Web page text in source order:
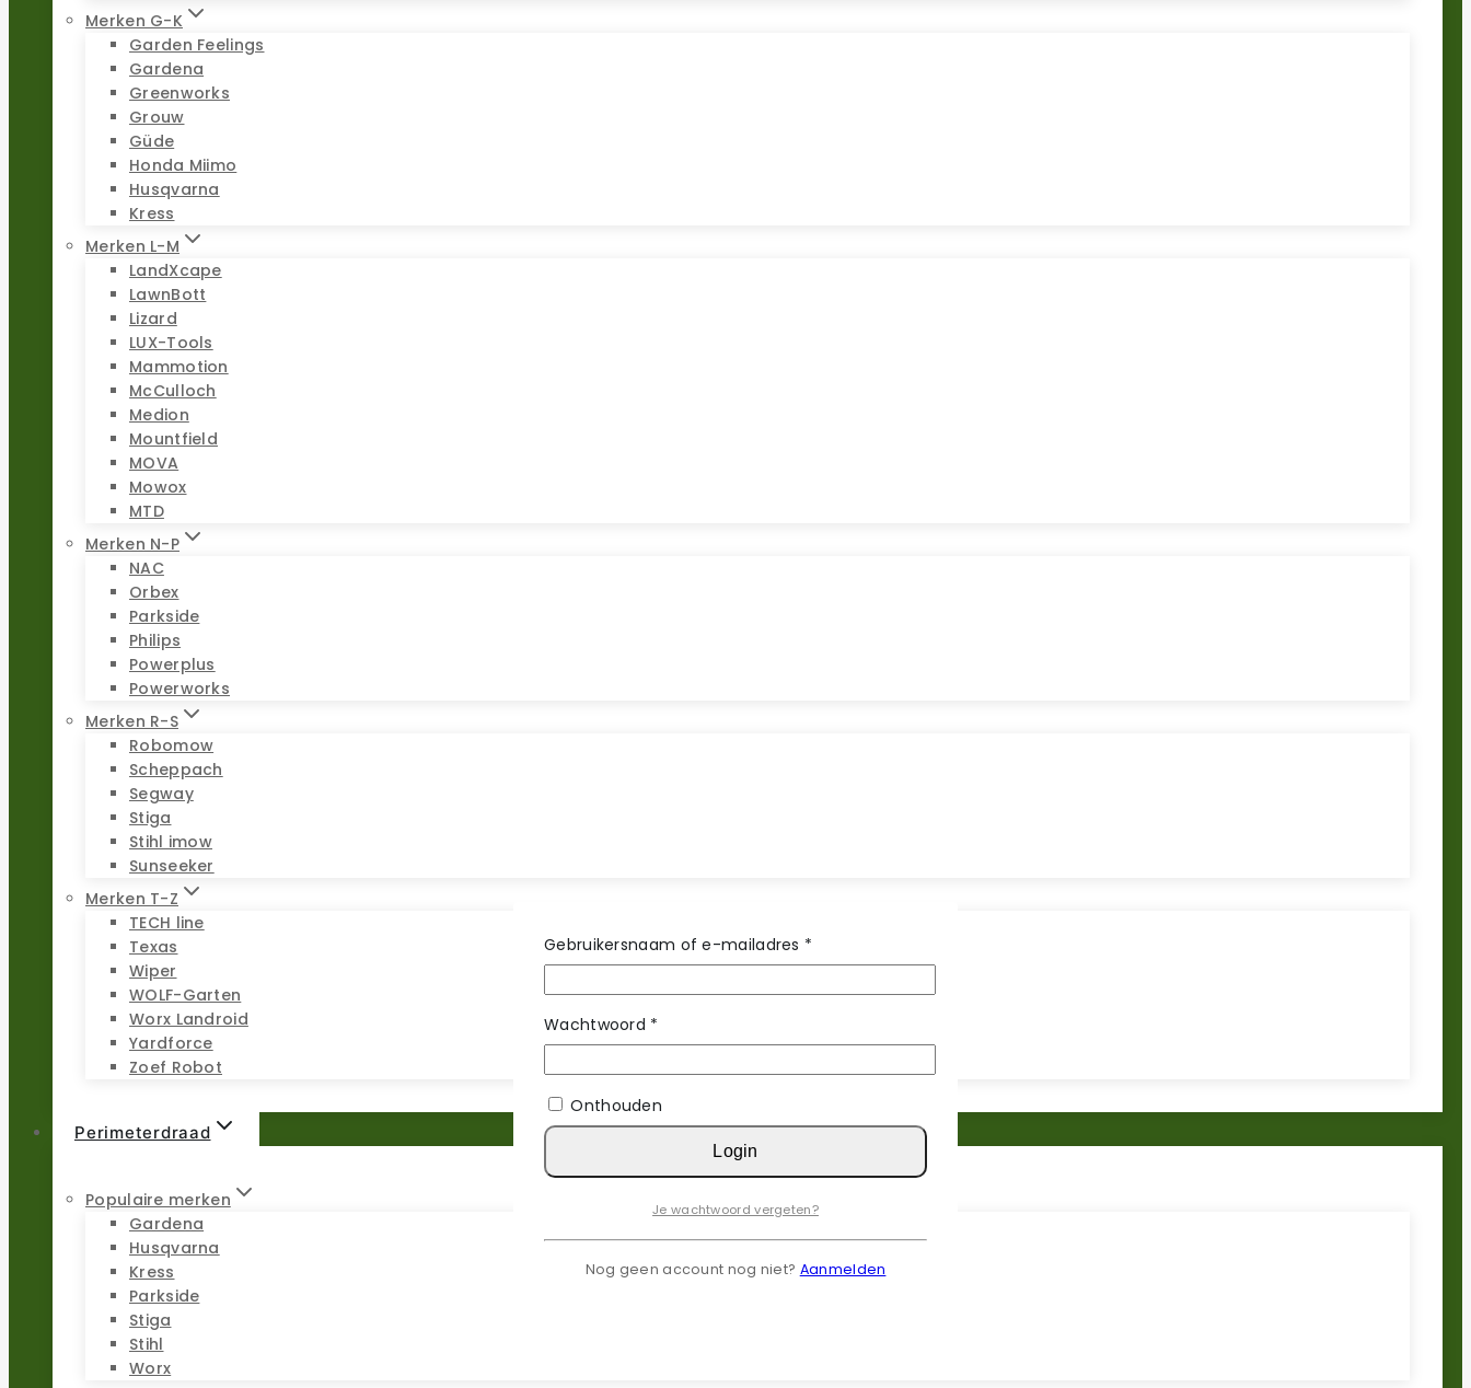
Merken G-K
Garden Feelings
Gardena
Greenworks
Grouw
Güde
Honda Miimo
Husqvarna
Kress
Merken L-M
LandXcape
LawnBott
Lizard
LUX-Tools
Mammotion
McCulloch
Medion
Mountfield
MOVA
Mowox
MTD
Merken N-P
NAC
Orbex
Parkside
Philips
Powerplus
Powerworks
Merken R-S
Robomow
Scheppach
Segway
Stiga
Stihl imow
Sunseeker
Merken T-Z
TECH line
Texas
Wiper
WOLF-Garten
Worx Landroid
Yardforce
Zoef Robot
Perimeterdraad
Populaire merken
Gardena
Husqvarna
Kress
Parkside
Stiga
Stihl
Worx
Gebruikersnaam of e-mailadres *
Wachtwoord *
Onthouden
Login
Je wachtwoord vergeten?
Nog geen account nog niet? Aanmelden